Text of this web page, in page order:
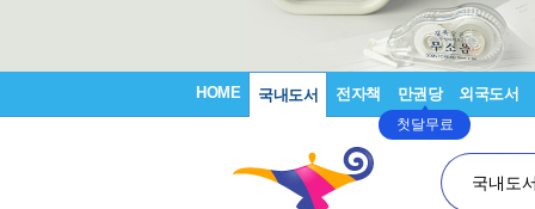
HOME 국내도서 전자책 만권당
첫달무료
외국도서
국내도